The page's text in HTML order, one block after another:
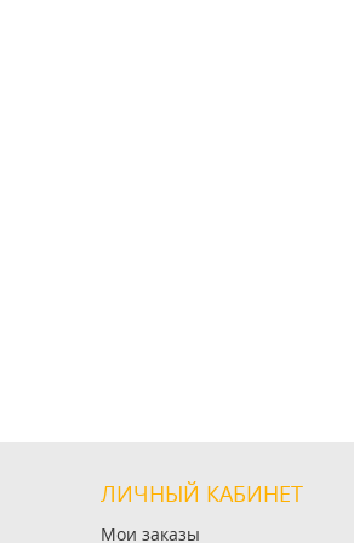
ЛИЧНЫЙ КАБИНЕТ
Мои заказы